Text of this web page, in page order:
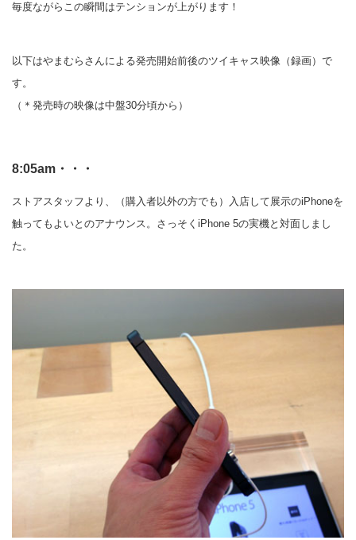
毎度ながらこの瞬間はテンションが上がります！
以下はやまむらさんによる発売開始前後のツイキャス映像（録画）で
す。
（＊発売時の映像は中盤30分頃から）
8:05am・・・
ストアスタッフより、（購入者以外の方でも）入店して展示のiPhoneを
触ってもよいとのアナウンス。さっそくiPhone 5の実機と対面しまし
た。